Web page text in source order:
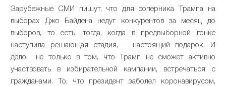
Зарубежные СМИ пишут, что для соперника Трампа на
выборах Джо Байдена недуг конкурентов за месяц до
выборов, то есть, тогда, когда в предвыборной гонке
наступила решающая стадия, – настоящий подарок. И
дело не только в том, что Трамп не сможет активно
участвовать в избирательной кампании, встречаться с
гражданами. То, что президент заболел коронавирусом,